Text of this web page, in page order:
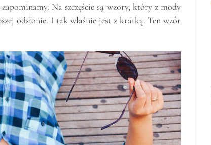
Na szczęście są wzory, który z mody
odsłonie. I tak właśnie jest z kratką. Ten wzór